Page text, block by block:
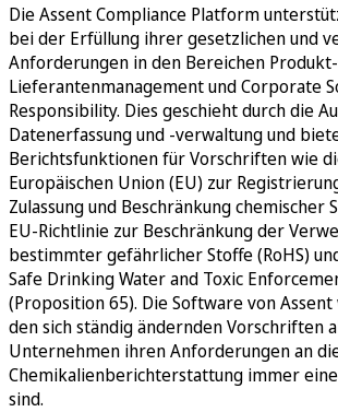
Die Assent Compliance Platform
bei der Erfüllung ihrer gesetzlichen und
Anforderungen in den Bereichen
Lieferantenmanagement und Corporate
Responsibility. Dies geschieht durch die
Datenerfassung und -verwaltung und
Berichtsfunktionen für Vorschriften wie
Europäischen Union (EU) zur
Zulassung und Beschränkung chemischer
EU-Richtlinie zur Beschränkung der
bestimmter gefährlicher Stoffe (RoHS)
Safe Drinking Water and Toxic
(Proposition 65). Die Software von
den sich ständig ändernden Vorschriften
Unternehmen ihren Anforderungen an
Chemikalienberichterstattung immer
sind.